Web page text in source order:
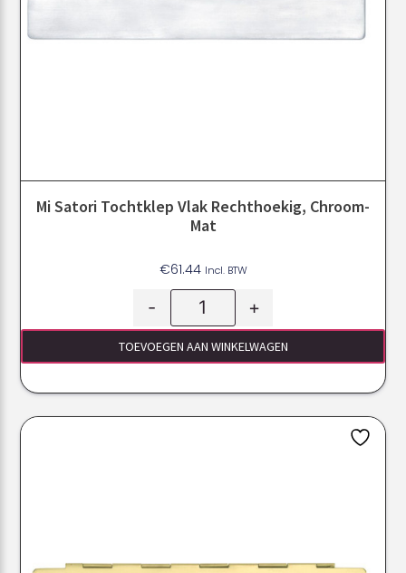
Mi Satori Tochtklep Vlak Rechthoekig, Chroom-
Mat
€61.44 Incl. BTW
- +
TOEVOEGEN AAN WINKELWAGEN